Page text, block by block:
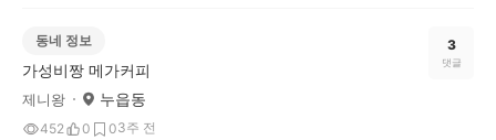
동네 정보
가성비짱 메가커피
제니왕 누읍동
452 0 03주 전
3
댓글